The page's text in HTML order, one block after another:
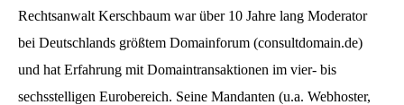
Rechtsanwalt Kerschbaum war über 10 Jahre lang Moderator
bei Deutschlands größtem Domainforum (consultdomain.de)
und hat Erfahrung mit Domaintransaktionen im vier- bis
sechsstelligen Eurobereich. Seine Mandanten (u.a. Webhoster,